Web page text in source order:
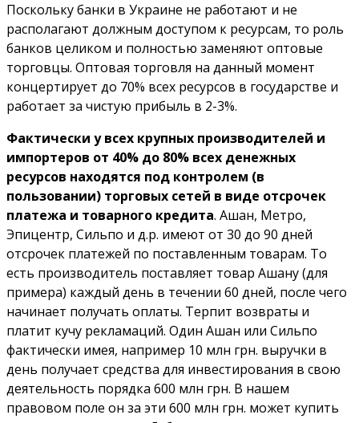
Поскольку банки в Украине не работают и не
располагают должным доступом к ресурсам, то роль
банков целиком и полностью заменяют оптовые
торговцы. Оптовая торговля на данный момент
концертирует до 70% всех ресурсов в государстве и
работает за чистую прибыль в 2-3%.
Фактически у всех крупных производителей и
импортеров от 40% до 80% всех денежных
ресурсов находятся под контролем (в
пользовании) торговых сетей в виде отсрочек
платежа и товарного кредита. Ашан, Метро,
Эпицентр, Сильпо и д.р. имеют от 30 до 90 дней
отсрочек платежей по поставленным товарам. То
есть производитель поставляет товар Ашану (для
примера) каждый день в течении 60 дней, после чего
начинает получать оплаты. Терпит возвраты и
платит кучу рекламаций. Один Ашан или Сильпо
фактически имея, например 10 млн грн. выручки в
день получает средства для инвестирования в свою
деятельность порядка 600 млн грн. В нашем
правовом поле он за эти 600 млн грн. может купить